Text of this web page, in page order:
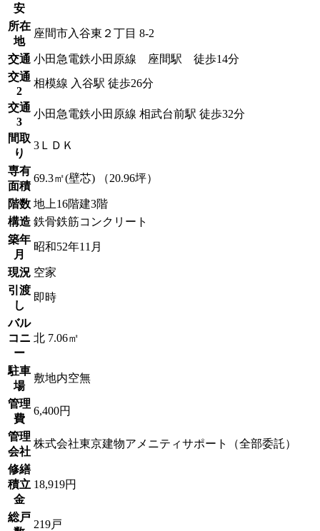
安
所在
地
座間市入谷東２丁目 8-2
交通 小田急電鉄小田原線 座間駅 徒歩14分
交通
2
相模線 入谷駅 徒歩26分
交通
3
小田急電鉄小田原線 相武台前駅 徒歩32分
間取
り
3ＬＤＫ
専有
面積
69.3㎡(壁芯) （20.96坪）
階数 地上16階建3階
構造 鉄骨鉄筋コンクリート
築年
月
昭和52年11月
現況 空家
引渡
し
即時
バル
コニ
ー
北 7.06㎡
駐車
場
敷地内空無
管理
費
6,400円
管理
会社
株式会社東京建物アメニティサポート（全部委託）
修繕
積立
金
18,919円
総戸
219戸